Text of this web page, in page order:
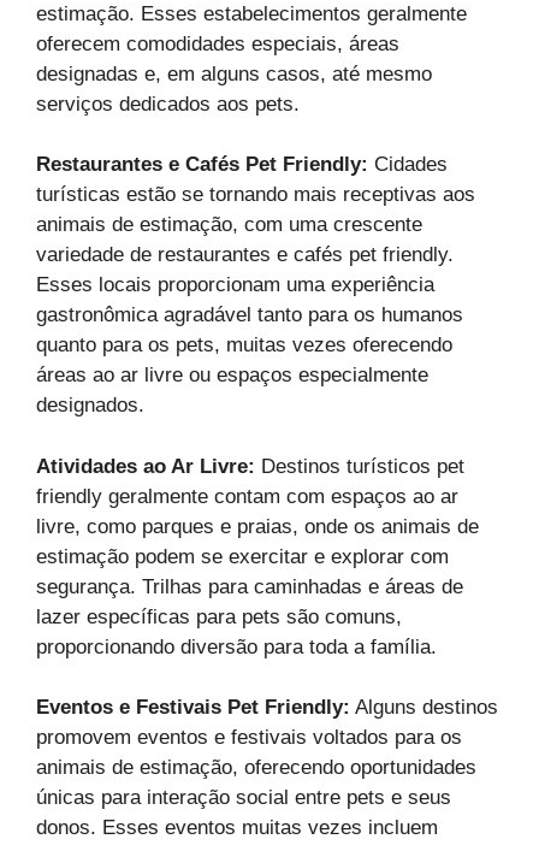
estimação. Esses estabelecimentos geralmente
oferecem comodidades especiais, áreas
designadas e, em alguns casos, até mesmo
serviços dedicados aos pets.
Restaurantes e Cafés Pet Friendly: Cidades
turísticas estão se tornando mais receptivas aos
animais de estimação, com uma crescente
variedade de restaurantes e cafés pet friendly.
Esses locais proporcionam uma experiência
gastronômica agradável tanto para os humanos
quanto para os pets, muitas vezes oferecendo
áreas ao ar livre ou espaços especialmente
designados.
Atividades ao Ar Livre: Destinos turísticos pet
friendly geralmente contam com espaços ao ar
livre, como parques e praias, onde os animais de
estimação podem se exercitar e explorar com
segurança. Trilhas para caminhadas e áreas de
lazer específicas para pets são comuns,
proporcionando diversão para toda a família.
Eventos e Festivais Pet Friendly: Alguns destinos
promovem eventos e festivais voltados para os
animais de estimação, oferecendo oportunidades
únicas para interação social entre pets e seus
donos. Esses eventos muitas vezes incluem